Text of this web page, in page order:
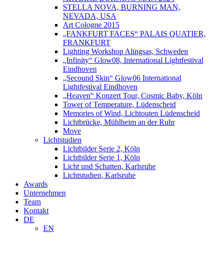
STELLA NOVA, BURNING MAN,
NEVADA, USA
Art Cologne 2015
„FANKFURT FACES“ PALAIS QUATIER,
FRANKFURT
Lighting Workshop Alingsas, Schweden
„Infinity“ Glow08, International Lightfestival
Eindhoven
„Secound Skin“ Glow06 International
Lightfestival Eindhoven
„Heaven“ Konzert Tour, Cosmic Baby, Köln
Tower of Temperature, Lüdenscheid
Memories of Wind, Lichtouten Lüdenscheid
Lichtbrücke, Mühlheim an der Ruhr
Move
Lichtstudien
Lichtbilder Serie 2, Köln
Lichtbilder Serie 1, Köln
Licht und Schatten, Karlsruhe
Lichtstudien, Karlsruhe
Awards
Unternehmen
Team
Kontakt
DE
EN